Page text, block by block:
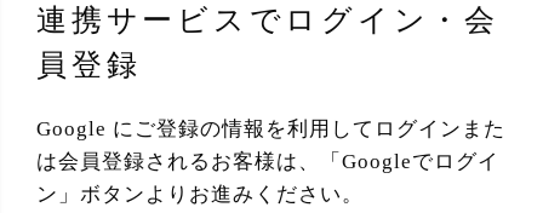
連携サービスでログイン・会
員登録
Google にご登録の情報を利用してログインまた
は会員登録されるお客様は、「Googleでログイ
ン」ボタンよりお進みください。